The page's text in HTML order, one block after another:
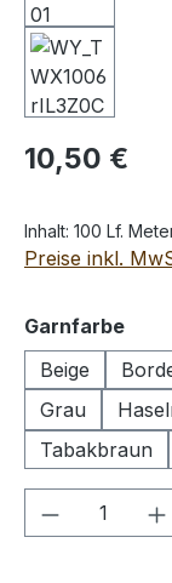
Regulärer Preis:
10,50 €
Inhalt: 100 Lf.
Preise inkl.
Garnfarbe
Beige
Grau
Tabakbraun
Produkt